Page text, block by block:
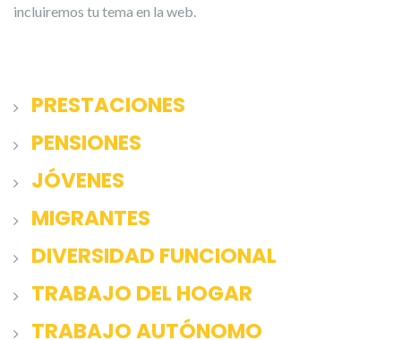
incluiremos tu tema en la web.
PRESTACIONES
PENSIONES
JÓVENES
MIGRANTES
DIVERSIDAD FUNCIONAL
TRABAJO DEL HOGAR
TRABAJO AUTÓNOMO